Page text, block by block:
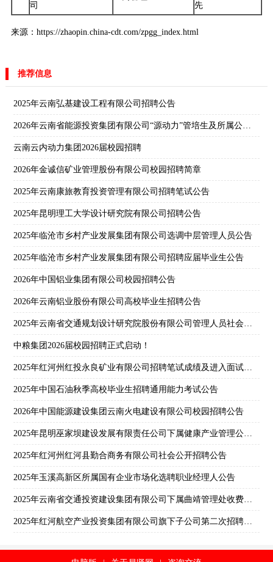
司
先
来源：https://zhaopin.china-cdt.com/zpgg_index.html
推荐信息
2025年云南弘基建设工程有限公司招聘公告
2026年云南省能源投资集团有限公司“源动力”管培生及所属公司校园招聘公告
云南云内动力集团2026届校园招聘
2026年金诚信矿业管理股份有限公司校园招聘简章
2025年云南康旅教育投资管理有限公司招聘笔试公告
2025年昆明理工大学设计研究院有限公司招聘公告
2025年临沧市乡村产业发展集团有限公司选调中层管理人员公告
2025年临沧市乡村产业发展集团有限公司招聘应届毕业生公告
2026年中国铝业集团有限公司校园招聘公告
2026年云南铝业股份有限公司高校毕业生招聘公告
2025年云南省交通规划设计研究院股份有限公司管理人员社会招聘公告
中粮集团2026届校园招聘正式启动！
2025年红河州红投永良矿业有限公司招聘笔试成绩及进入面试人员名单公示
2025年中国石油秋季高校毕业生招聘通用能力考试公告
2026年中国能源建设集团云南火电建设有限公司校园招聘公告
2025年昆明巫家坝建设发展有限责任公司下属健康产业管理公司第一批次社会招聘公告
2025年红河州红河县勤合商务有限公司社会公开招聘公告
2025年玉溪高新区所属国有企业市场化选聘职业经理人公告
2025年云南省交通投资建设集团有限公司下属曲靖管理处收费员招聘公告
2025年红河航空产业投资集团有限公司旗下子公司第二次招聘综合成绩体检人员公示